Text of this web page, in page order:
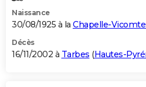
Naissance
30/08/1925 à la Chapelle-
Décès
16/11/2002 à Tarbes (Hautes-